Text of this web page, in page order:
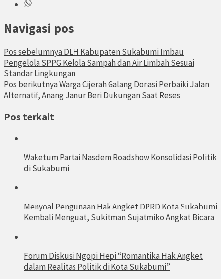
Navigasi pos
Pos sebelumnyaDLH Kabupaten Sukabumi Imbau
Pengelola SPPG Kelola Sampah dan Air Limbah Sesuai
Standar Lingkungan
Pos berikutnyaWarga Cijerah Galang Donasi Perbaiki Jalan
Alternatif, Anang Janur Beri Dukungan Saat Reses
Pos terkait
Waketum Partai Nasdem Roadshow Konsolidasi Politik
di Sukabumi
Menyoal Pengunaan Hak Angket DPRD Kota Sukabumi
Kembali Menguat, Sukitman Sujatmiko Angkat Bicara
Forum Diskusi Ngopi Hepi “Romantika Hak Angket
dalam Realitas Politik di Kota Sukabumi”